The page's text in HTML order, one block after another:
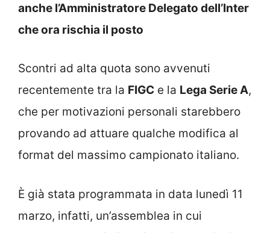
anche l’Amministratore Delegato dell’Inter
che ora rischia il posto
Scontri ad alta quota sono avvenuti
recentemente tra la FIGC e la Lega Serie A,
che per motivazioni personali starebbero
provando ad attuare qualche modifica al
format del massimo campionato italiano.
È già stata programmata in data lunedì 11
marzo, infatti, un’assemblea in cui